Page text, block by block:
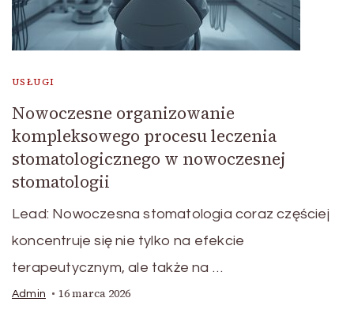
USŁUGI
Nowoczesne organizowanie
kompleksowego procesu leczenia
stomatologicznego w nowoczesnej
stomatologii
Lead: Nowoczesna stomatologia coraz częściej
koncentruje się nie tylko na efekcie
terapeutycznym, ale także na …
Admin 16 marca 2026